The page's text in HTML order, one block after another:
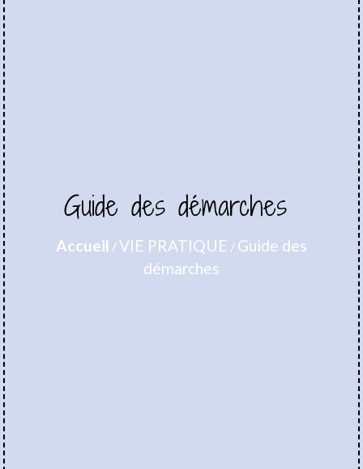
Guide des démarches
Accueil /VIE PRATIQUE / Guide des
démarches